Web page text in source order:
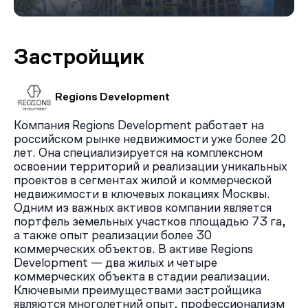
минут.
исторической значимости этого района здесь никогда
не было крупных и вредных производств, однако на
промышленными районами и недостаток озеленения.
Ближайшие к новостройке зеленые зоны: сквер на
Краснобогатырской улице — 3 минуты пешком,
Черкизовский детский парк — 15 минут пешком,
северный и южный Хапиловские скверы — 6 – 8 минут
ходьбы, парк Сокольники — 22 минуты пешком, парк
Измайлово — 30 минут пешком.
Инфраструктура
На первых этажах зданий располагаются коммерческие
помещения, в которых смогут разместиться магазины,
кафе и рестораны, салоны красоты и барбершопы,
досуговые центры и спортивные студии.
Также на сайте ЖК «Преображенская площадь»
заявлено строительство детского сада на 200
воспитанников и средней школы с математическим
Застройщик
Regions Development
Компания Regions Development работает на
российском рынке недвижимости уже более 20
лет. Она специализируется на комплексном
освоении территорий и реализации уникальных
проектов в сегментах жилой и коммерческой
недвижимости в ключевых локациях Москвы.
Одним из важных активов компании является
портфель земельных участков площадью 73 га,
а также опыт реализации более 30
коммерческих объектов. В активе Regions
Development — два жилых и четыре
коммерческих объекта в стадии реализации.
Ключевыми преимуществами застройщика
являются многолетний опыт, профессионализм